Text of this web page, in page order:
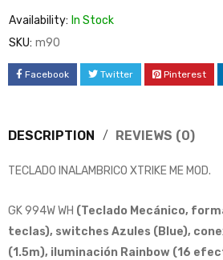
Availability: In Stock
SKU: m90
Facebook Twitter Pinterest
DESCRIPTION REVIEWS (0)
TECLADO INALAMBRICO XTRIKE ME MOD.
GK 994W WH (Teclado Mecánico,
teclas), switches Azules (Blue),
(1.5m), iluminación Rainbow (16